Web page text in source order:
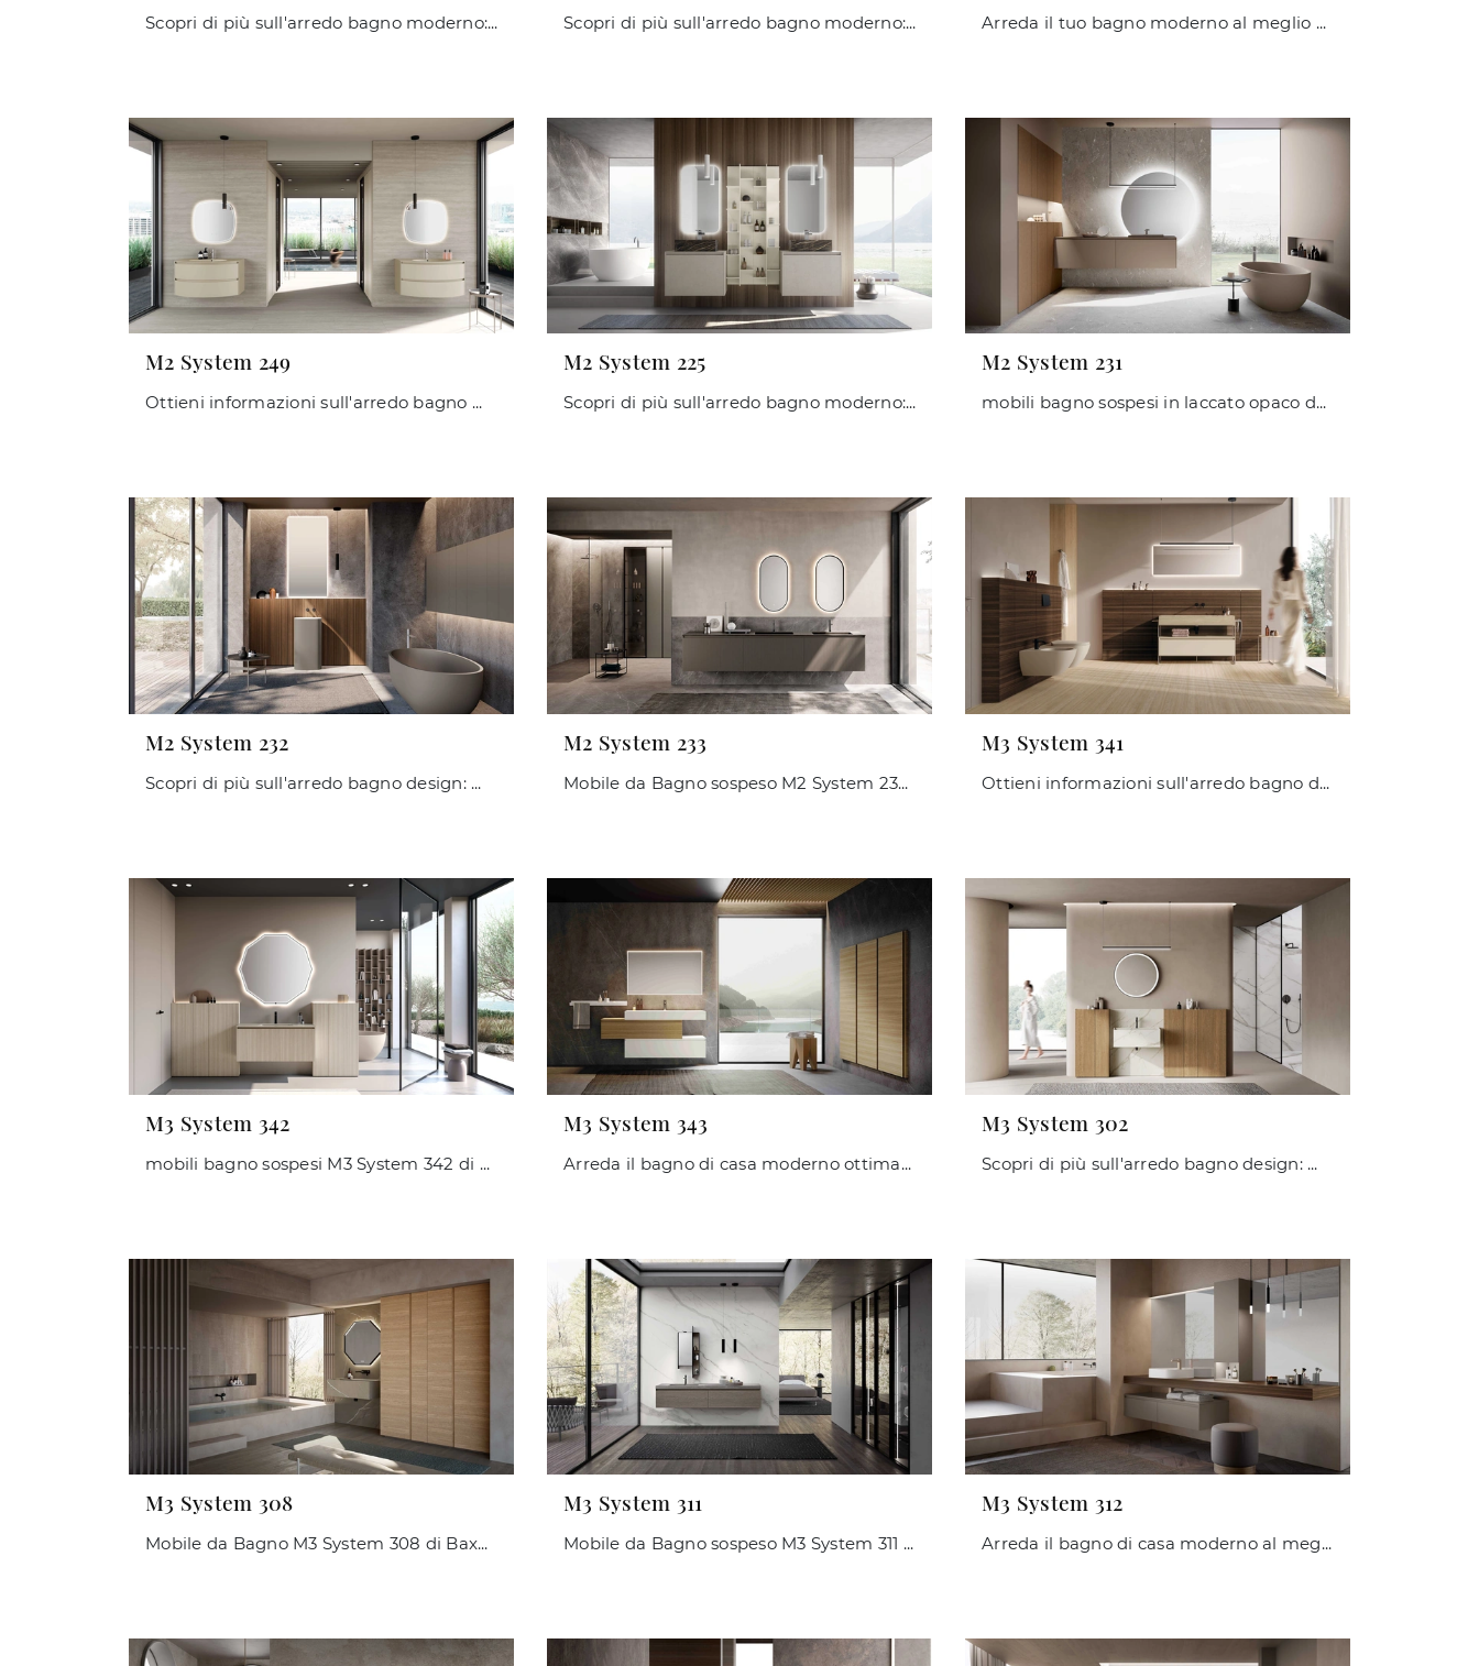
Scopri di più sull'arredo bagno moderno: mobili bagno sospesi in melaminico come il modello M2 System 246 di Baxar ti aspettano. Scopri di più sull'arredo bagno moderno: mobili bagno a terra in HPL come il modello M2 System 247 di Baxar ti aspettano. Arreda il tuo bagno moderno al meglio con M2 System 248, mobili bagno a terra e complementi in laccato opaco di Baxar.
M2 System 249
Ottieni informazioni sull'arredo bagno moderno: mobili bagno sospesi in laccato opaco come il modello M2 System 249 di Baxar ti aspettano.
M2 System 225
Scopri di più sull'arredo bagno moderno: mobili bagno sospesi in melaminico come il modello M2 System 225 di Baxar ti attendono.
M2 System 231
mobili bagno sospesi in laccato opaco del marchio Baxar: clicca e scopri l'arredo bagno moderno M2 System 231 per il tuo bagno.
M2 System 232
Scopri di più sull'arredo bagno design: mobili bagno a terra in legno come il modello M2 System 232 di Baxar ti aspettano.
M2 System 233
Mobile da Bagno sospeso M2 System 233 di Baxar: clicca e ottieni informazioni su mobili bagno sospesi in laccato opaco e elementi accessori della ...
M3 System 341
Ottieni informazioni sull'arredo bagno design: mobili bagno a terra in laccato opaco come il modello M3 System 341 di Baxar ti attendono.
M3 System 342
mobili bagno sospesi M3 System 342 di Baxar: scopri l'Arredo Bagno in melaminico moderno e arreda il tuo bagno.
M3 System 343
Arreda il bagno di casa moderno ottimamente con M3 System 343, mobili bagno sospesi e oggetti in melaminico di Baxar.
M3 System 302
Scopri di più sull'arredo bagno design: mobili bagno a terra in legno come il modello M3 System 302 di Baxar ti attendono.
M3 System 308
Mobile da Bagno M3 System 308 di Baxar: clicca e ottieni informazioni su mobili bagno sospesi in gres e elementi accessori della firma.
M3 System 311
Mobile da Bagno sospeso M3 System 311 di Baxar: clicca e scopri di più su mobili bagno sospesi in legno e accessori del marchio.
M3 System 312
Arreda il bagno di casa moderno al meglio con M3 System 312, mobili bagno sospesi e accessori in laccato opaco di Baxar.